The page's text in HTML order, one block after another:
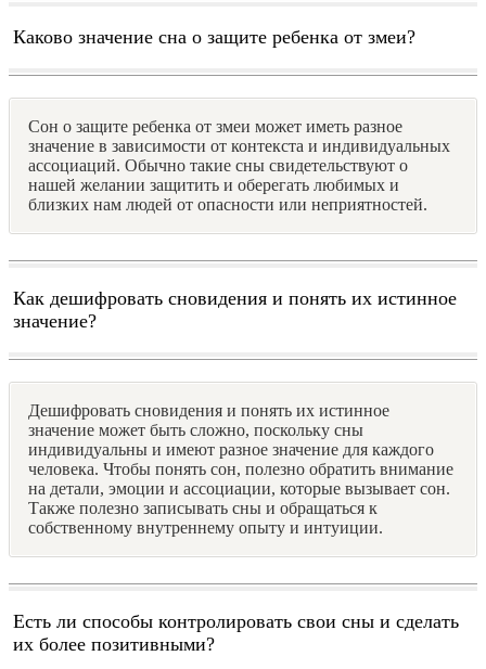
Каково значение сна о защите ребенка от змеи?
Сон о защите ребенка от змеи может иметь разное
значение в зависимости от контекста и индивидуальных
ассоциаций. Обычно такие сны свидетельствуют о
нашей желании защитить и оберегать любимых и
близких нам людей от опасности или неприятностей.
Как дешифровать сновидения и понять их истинное
значение?
Дешифровать сновидения и понять их истинное
значение может быть сложно, поскольку сны
индивидуальны и имеют разное значение для каждого
человека. Чтобы понять сон, полезно обратить внимание
на детали, эмоции и ассоциации, которые вызывает сон.
Также полезно записывать сны и обращаться к
собственному внутреннему опыту и интуиции.
Есть ли способы контролировать свои сны и сделать
их более позитивными?